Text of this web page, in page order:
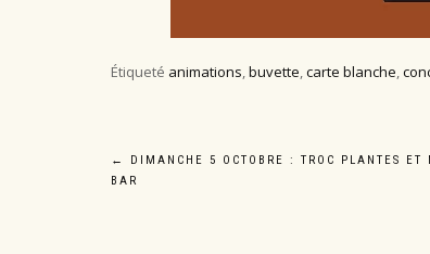
Étiqueté animations,buvette,carte blanche,
Navigation
←
DIMANCHE 5 OCTOBRE : TROC PLANTES ET
BAR